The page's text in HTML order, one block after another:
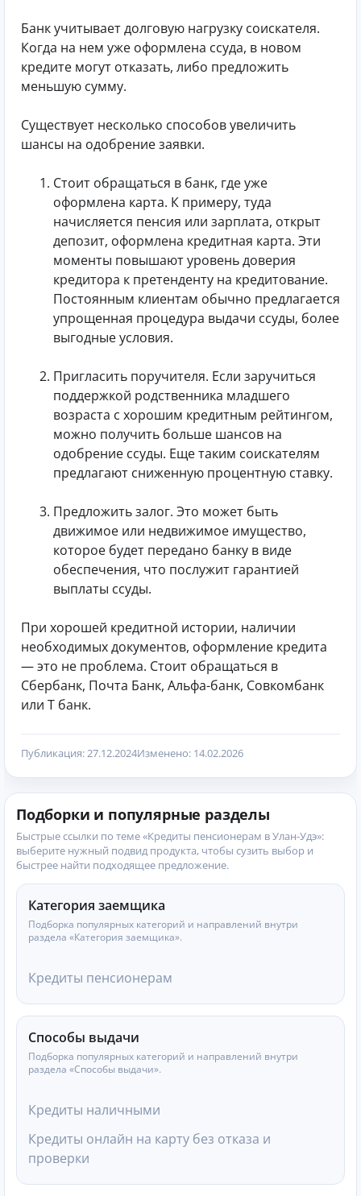
Банк учитывает долговую нагрузку соискателя.
Когда на нем уже оформлена ссуда, в новом
кредите могут отказать, либо предложить
меньшую сумму.
Существует несколько способов увеличить
шансы на одобрение заявки.
Стоит обращаться в банк, где уже
оформлена карта. К примеру, туда
начисляется пенсия или зарплата, открыт
депозит, оформлена кредитная карта. Эти
моменты повышают уровень доверия
кредитора к претенденту на кредитование.
Постоянным клиентам обычно предлагается
упрощенная процедура выдачи ссуды, более
выгодные условия.
Пригласить поручителя. Если заручиться
поддержкой родственника младшего
возраста с хорошим кредитным рейтингом,
можно получить больше шансов на
одобрение ссуды. Еще таким соискателям
предлагают сниженную процентную ставку.
Предложить залог. Это может быть
движимое или недвижимое имущество,
которое будет передано банку в виде
обеспечения, что послужит гарантией
выплаты ссуды.
При хорошей кредитной истории, наличии
необходимых документов, оформление кредита
— это не проблема. Стоит обращаться в
Сбербанк, Почта Банк, Альфа-банк, Совкомбанк
или Т банк.
Публикация: 27.12.2024Изменено: 14.02.2026
Подборки и популярные разделы
Быстрые ссылки по теме «Кредиты пенсионерам в Улан-Удэ»:
выберите нужный подвид продукта, чтобы сузить выбор и
быстрее найти подходящее предложение.
Категория заемщика
Подборка популярных категорий и направлений внутри
раздела «Категория заемщика».
Кредиты пенсионерам
Способы выдачи
Подборка популярных категорий и направлений внутри
раздела «Способы выдачи».
Кредиты наличными
Кредиты онлайн на карту без отказа и
проверки